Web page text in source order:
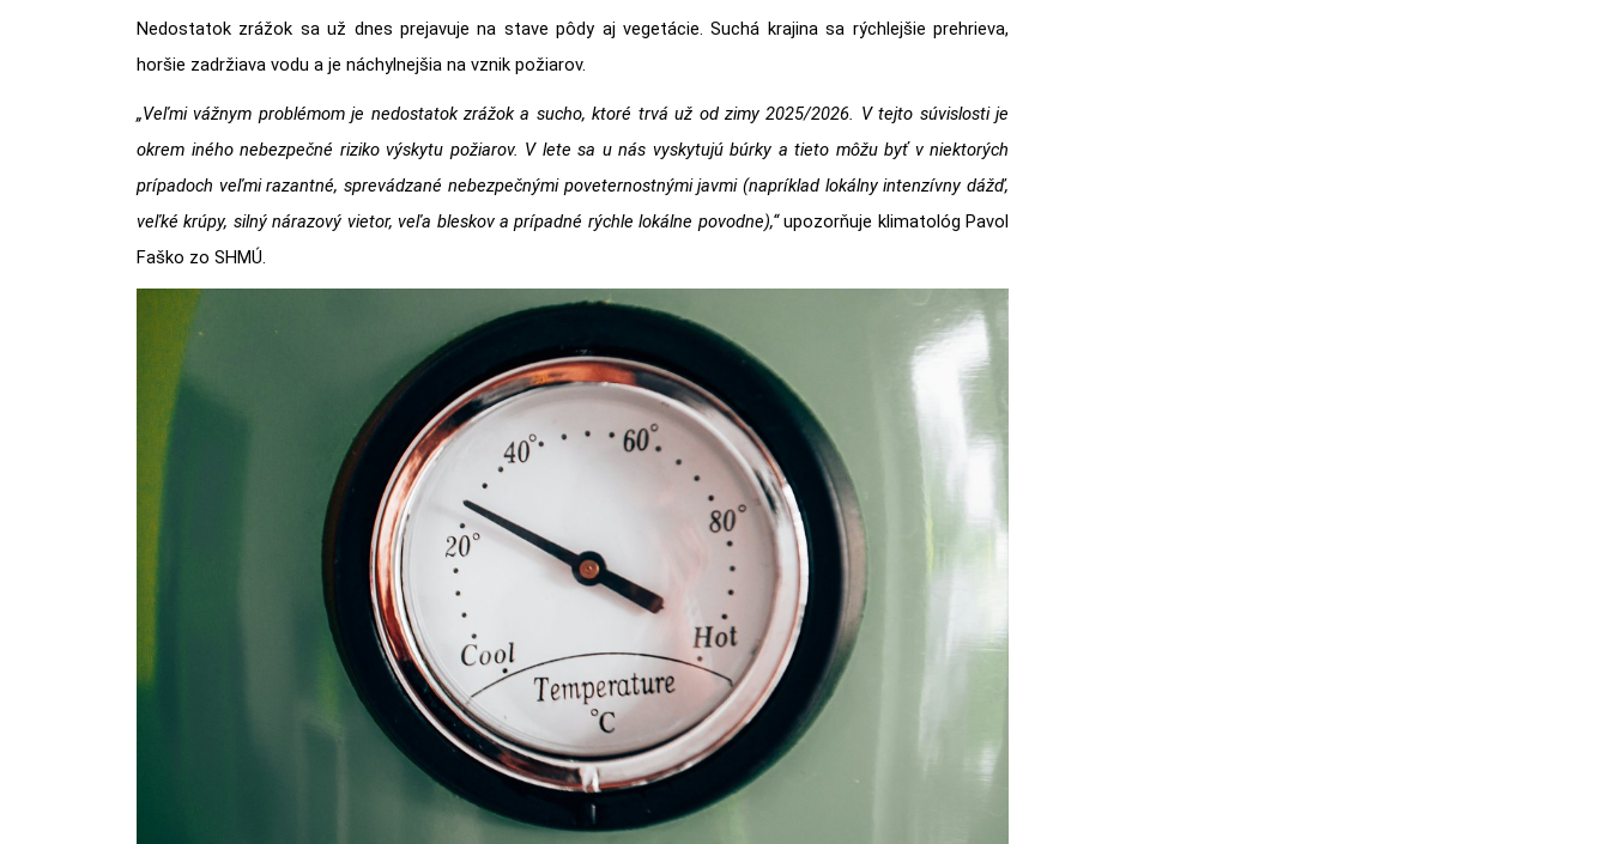
Nedostatok zrážok sa už dnes prejavuje na stave pôdy aj vegetácie. Suchá krajina sa rýchlejšie prehrieva,
horšie zadržiava vodu a je náchylnejšia na vznik požiarov.
„Veľmi vážnym problémom je nedostatok zrážok a sucho, ktoré trvá už od zimy 2025/2026. V tejto súvislosti je
okrem iného nebezpečné riziko výskytu požiarov. V lete sa u nás vyskytujú búrky a tieto môžu byť v niektorých
prípadoch veľmi razantné, sprevádzané nebezpečnými poveternostnými javmi (napríklad lokálny intenzívny dážď,
veľké krúpy, silný nárazový vietor, veľa bleskov a prípadné rýchle lokálne povodne),“upozorňuje klimatológ Pavol
Faško zo SHMÚ.